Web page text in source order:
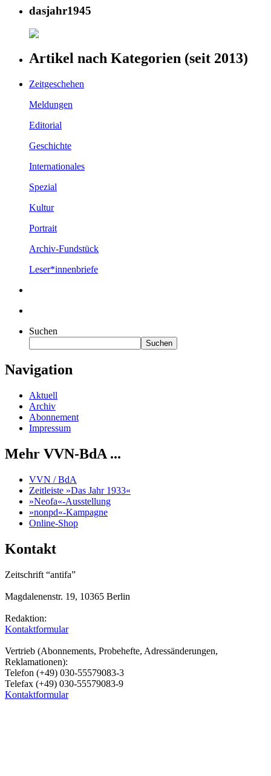
dasjahr1945
Artikel nach Kategorien (seit 2013)
Zeitgeschehen
Meldungen
Editorial
Geschichte
Internationales
Spezial
Kultur
Portrait
Archiv-Fundstück
Leser*innenbriefe
Suchen
Suchen
Navigation
Aktuell
Archiv
Abonnement
Impressum
Mehr VVN-BdA ...
VVN / BdA
Zeitleiste »Das Jahr 1933«
»Neofa«-Ausstellung
»nonpd«-Kampagne
Online-Shop
Kontakt
Zeitschrift “antifa”
Magdalenenstr. 19, 10365 Berlin
Redaktion:
Kontaktformular
Vertrieb (Abonnements, Probehefte, Adressänderungen,
Reklamationen):
Telefon (+49) 030-55579083-3
Telefax (+49) 030-55579083-9
Kontaktformular